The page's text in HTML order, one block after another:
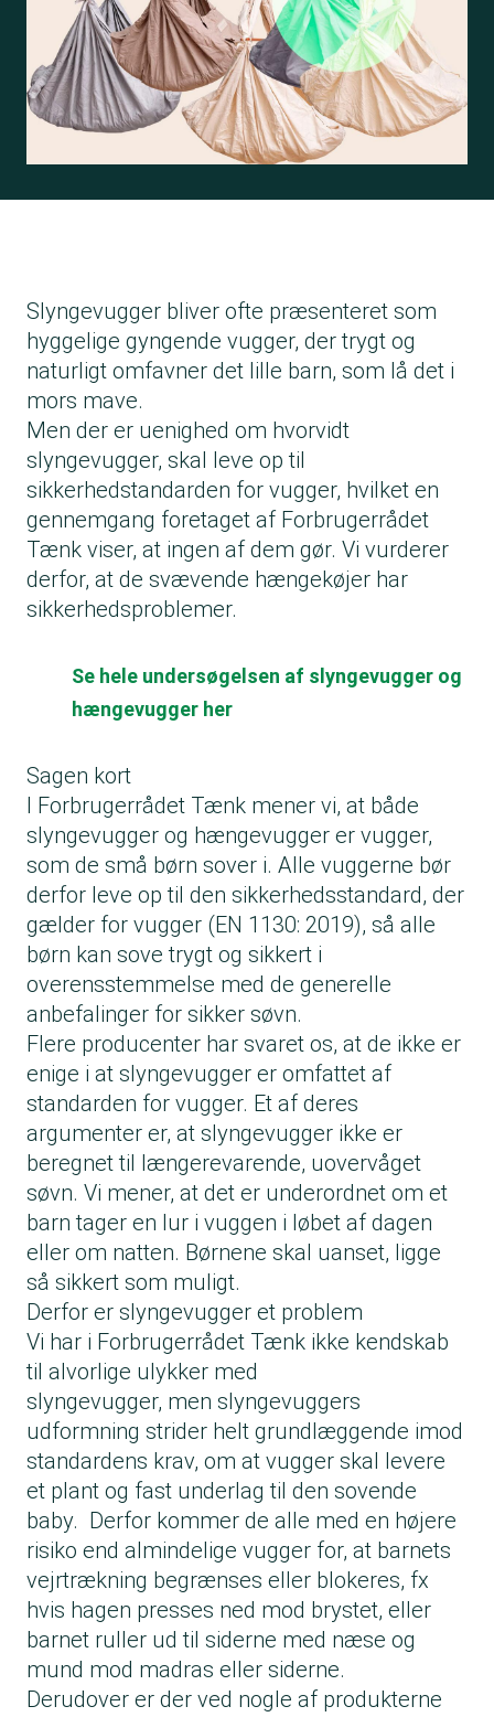
Slyngevugger bliver ofte præsenteret som
hyggelige gyngende vugger, der trygt og
naturligt omfavner det lille barn, som lå det i
mors mave.
Men der er uenighed om hvorvidt
slyngevugger, skal leve op til
sikkerhedstandarden for vugger, hvilket en
gennemgang foretaget af Forbrugerrådet
Tænk viser, at ingen af dem gør. Vi vurderer
derfor, at de svævende hængekøjer har
sikkerhedsproblemer.
Se hele undersøgelsen af slyngevugger og
hængevugger her
Sagen kort
I Forbrugerrådet Tænk mener vi, at både
slyngevugger og hængevugger er vugger,
som de små børn sover i. Alle vuggerne bør
derfor leve op til den sikkerhedsstandard, der
gælder for vugger (EN 1130: 2019), så alle
børn kan sove trygt og sikkert i
overensstemmelse med de generelle
anbefalinger for sikker søvn.
Flere producenter har svaret os, at de ikke er
enige i at slyngevugger er omfattet af
standarden for vugger. Et af deres
argumenter er, at slyngevugger ikke er
beregnet til længerevarende, uovervåget
søvn. Vi mener, at det er underordnet om et
barn tager en lur i vuggen i løbet af dagen
eller om natten. Børnene skal uanset, ligge
så sikkert som muligt.
Derfor er slyngevugger et problem
Vi har i Forbrugerrådet Tænk ikke kendskab
til alvorlige ulykker med
slyngevugger, men slyngevuggers
udformning strider helt grundlæggende imod
standardens krav, om at vugger skal levere
et plant og fast underlag til den sovende
baby. Derfor kommer de alle med en højere
risiko end almindelige vugger for, at barnets
vejrtrækning begrænses eller blokeres, fx
hvis hagen presses ned mod brystet, eller
barnet ruller ud til siderne med næse og
mund mod madras eller siderne.
Derudover er der ved nogle af produkterne